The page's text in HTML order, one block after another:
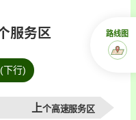
服务区
下行)
上个高速服务区
路线图